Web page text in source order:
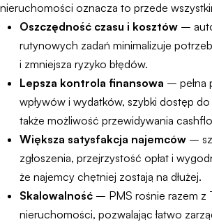
nieruchomości oznacza to przede
Oszczędność czasu i kosztów –
rutynowych zadań minimalizuje
i zmniejsza ryzyko błędów.
Lepsza kontrola finansowa – pełna
wpływów i wydatków, szybki dostęp
także możliwość przewidywania
Większa satysfakcja najemców –
zgłoszenia, przejrzystość opłat i
że najemcy chętniej zostają na dłużej.
Skalowalność – PMS rośnie razem z
nieruchomości, pozwalając łatwo